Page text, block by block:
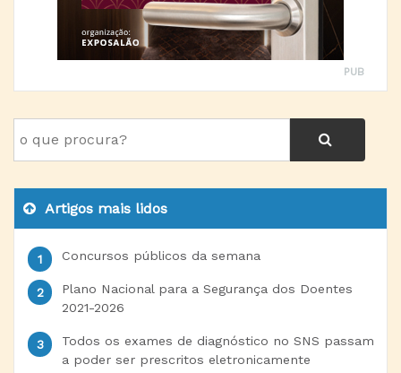
PUB
Artigos mais lidos
Concursos públicos da semana
Plano Nacional para a Segurança dos Doentes
2021-2026
Todos os exames de diagnóstico no SNS passam
a poder ser prescritos eletronicamente